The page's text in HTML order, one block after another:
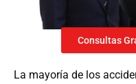
Consultas
La mayoría de los